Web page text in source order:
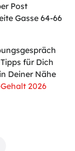
Post
Gasse 64-66
für Dich
in Deiner Nähe
2026